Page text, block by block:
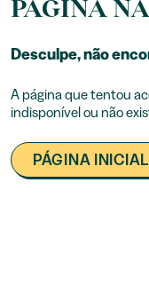
PÁGINA
Desculpe, não
A página que tentou
indisponível ou não
PÁGINA INICIAL